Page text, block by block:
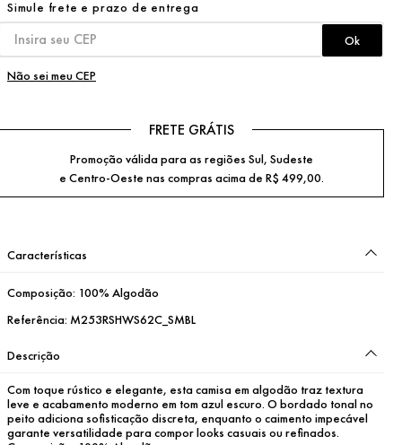
Não sei meu CEP
FRETE GRÁTIS
Promoção válida para as regiões Sul, Sudeste
e Centro-Oeste nas compras acima de R$ 499,00.
Características
Composição: 100% Algodão
Referência: M253RSHWS62C_SMBL
Descrição
Com toque rústico e elegante, esta camisa em algodão traz textura
leve e acabamento moderno em tom azul escuro. O bordado tonal no
peito adiciona sofisticação discreta, enquanto o caimento impecável
garante versatilidade para compor looks casuais ou refinados.